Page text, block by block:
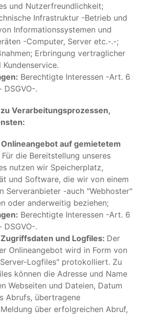
und Nutzerfreundlichkeit;
Infrastruktur -Betrieb und
Informationssystemen und
-Computer, Server etc.-.-;
Erbringung vertraglicher
Berechtigte Interessen -Art. 6
DSGVO-.
Verarbeitungsprozessen,
auf gemietetem
Für die Bereitstellung unseres
nutzen wir Speicherplatz,
und Software, die wir von einem
Serveranbieter -auch "Webhoster"
oder anderweitig beziehen;
Berechtigte Interessen -Art. 6
DSGVO-.
und Logfiles: Der
Onlineangebot wird in Form von
Logfiles" protokolliert. Zu
können die Adresse und Name
Webseiten und Dateien, Datum
Abrufs, übertragene
über erfolgreichen Abruf,